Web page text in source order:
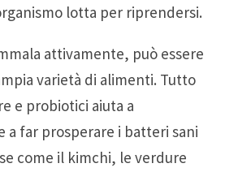
lotta per riprendersi.
attivamente, può essere
varietà di alimenti. Tutto
e probiotici aiuta a
a far prosperare i batteri sani
come il kimchi, le verdure